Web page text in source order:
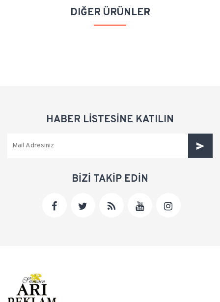
DIĞER ÜRÜNLER
HABER LİSTESİNE KATILIN
BİZİ TAKİP EDİN